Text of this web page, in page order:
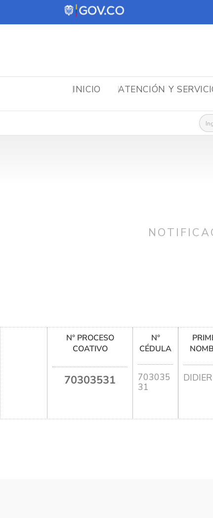
INICIO ATENCIÓN Y
N° PROCESO
COATIVO
70303531
N°
CÉDULA
703035
31
DIDIER